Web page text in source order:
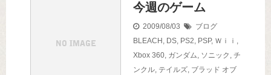
今週のゲーム
2009/08/03
ブログ
BLEACH , DS, PS2, PSP, Ｗｉｉ ,
Xbox 360, ガンダム, ソニック , チ
ンクル, テイルズ, ブラッド オブ